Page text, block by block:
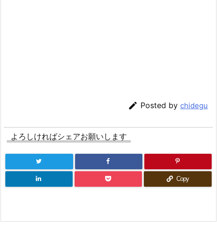
 Posted by chidegu
よろしければシェアお願いします
Copy